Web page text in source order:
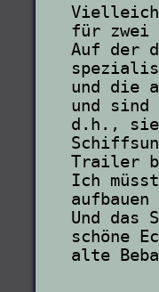
für zwei
Auf der
und die
und
d.h., sie
Trailer
Ich
Und
schöne
alte